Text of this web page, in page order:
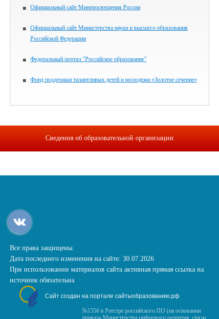
Официальный сайт Минпросвещения России
Официальный сайт Министерства науки и высшего образования
Российской Федерации
Федеральный портал "Российское образование"
Фонд поддержки талантливых детей и молодежи «Золотое сечение»
Сведения об образовательной организации
Все права защищены.
Дата последнего изменения на сайте: 30.07.2026
При использовании материалов сайта активная прямая ссылка на
источник обязательна
Сайт создан на портале сайтыобразованию.рф
№1556 в Реестре российского ПО (на основании
приказа Министерства цифрового развития, связи